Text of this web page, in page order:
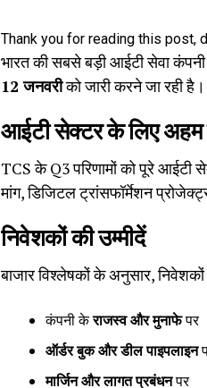
Thank you for reading this post,
भारत की सबसे बड़ी आईटी सेवा कंपनी
12 जनवरीको जारी करने जा रही
आईटी सेक्टर के लिए अहम
TCS के Q3 परिणामों को पूरे आईटी
मांग, डिजिटल ट्रांसफॉर्मेशन
निवेशकों की उम्मीदें
बाजार विश्लेषकों के अनुसार,
कंपनी केराजस्व और मुनाफेपर
ऑर्डर बुक और डील पाइपलाइन
मार्जिन और लागत प्रबंधनपर